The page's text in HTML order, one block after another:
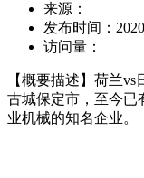
来源：
发布时间：
访问量：
【概要描述】 荷兰vs
古城保定市，至今已
业机械的知名企业。